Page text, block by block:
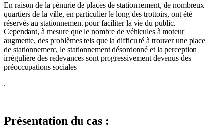
En raison de la pénurie de places de stationnement, de nombreux
quartiers de la ville, en particulier le long des trottoirs, ont été
réservés au stationnement pour faciliter la vie du public.
Cependant, à mesure que le nombre de véhicules à moteur
augmente, des problèmes tels que la difficulté à trouver une place
de stationnement, le stationnement désordonné et la perception
irrégulière des redevances sont progressivement devenus des
préoccupations sociales
.
Présentation du cas :